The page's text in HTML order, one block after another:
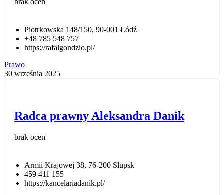
Piotrkowska 148/150, 90-001 Łódź
+48 785 548 757
https://rafalgondzio.pl/
Prawo
30 września 2025
Radca prawny Aleksandra Danik
brak ocen
Armii Krajowej 38, 76-200 Słupsk
459 411 155
https://kancelariadanik.pl/